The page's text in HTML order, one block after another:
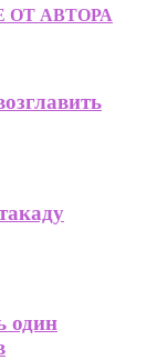
ОТ АВТОРА
один